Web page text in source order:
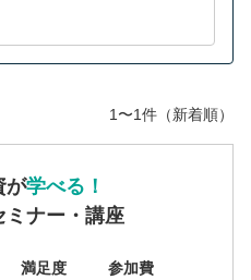
1〜1件（新着順）
が学べる！
ミナー・講座
満足度 参加費